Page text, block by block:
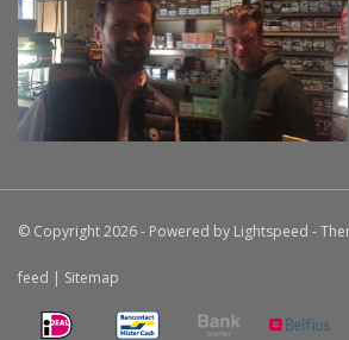
© Copyright 2026 - Powered by Lightspeed -
feed | Sitemap